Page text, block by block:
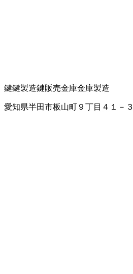
鍵鍵製造鍵販売金庫金庫製造
愛知県半田市板山町９丁目４１－３